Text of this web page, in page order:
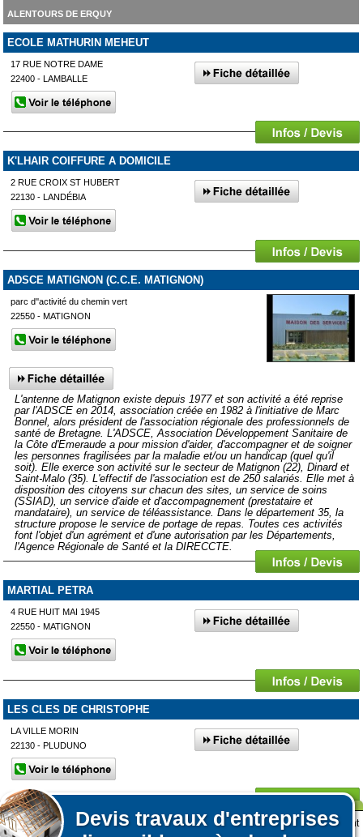
Devis travaux d'entreprises
ALENTOURS DE ERQUY
ECOLE MATHURIN MEHEUT
17 RUE NOTRE DAME
22400 - LAMBALLE
K'LHAIR COIFFURE A DOMICILE
2 RUE CROIX ST HUBERT
22130 - LANDÉBIA
ADSCE MATIGNON (C.C.E. MATIGNON)
parc d''activité du chemin vert
22550 - MATIGNON
L'antenne de Matignon existe depuis 1977 et son activité a été reprise
par l'ADSCE en 2014, association créée en 1982 à l'initiative de Marc
Bonnel, alors président de l'association régionale des professionnels de
santé de Bretagne. L'ADSCE, Association Développement Sanitaire de
la Côte d'Emeraude a pour mission d'aider, d'accompagner et de soigner
les personnes fragilisées par la maladie et/ou un handicap (quel qu'il
soit). Elle exerce son activité sur le secteur de Matignon (22), Dinard et
Saint-Malo (35). L'effectif de l'association est de 250 salariés. Elle met à
disposition des citoyens sur chacun des sites, un service de soins
(SSIAD), un service d'aide et d'accompagnement (prestataire et
mandataire), un service de téléassistance. Dans le département 35, la
structure propose le service de portage de repas. Toutes ces activités
font l'objet d'un agrément et d'une autorisation par les Départements,
l'Agence Régionale de Santé et la DIRECCTE.
MARTIAL PETRA
4 RUE HUIT MAI 1945
22550 - MATIGNON
LES CLES DE CHRISTOPHE
LA VILLE MORIN
22130 - PLUDUNO
Affiner votre recherche
Lors de votre visite sur notre site des fichiers informatiques nommés cookies sont